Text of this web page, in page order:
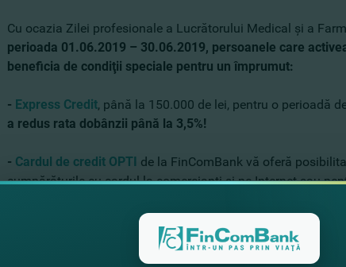
Cu ocazia Zilei profesionale a Lucrătorului Medical şi a
perioada 01.06.2019 – 30.06.2019, persoanele care
beneficia de condiţii speciale pentru un împrumut:
- Express Credit, până la 150.000 de lei, pentru o perioadă
a redus rata dobânzii până la 3,5%!
- Cardul de credit OPTI de la FinComBank vă oferă
cumpărăturile cu cardul la comercianţi şi pe Internet sau
Cu
lei, pe o perioada de până la 48 de luni. Mai mult decât
atunci nu plătiţi nicio dobândă!